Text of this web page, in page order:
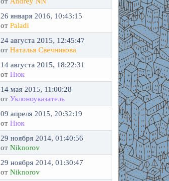
26 января 2016, 10:43:15
отPaladi
24 августа 2015, 12:45:47
отНаталья Свечникова
14 августа 2015, 18:22:31
отНюк
14 мая 2015, 11:00:28
отУклоноуказатель
09 апреля 2015, 20:32:19
отНюк
29 ноября 2014, 01:40:56
отNiknorov
29 ноября 2014, 01:30:47
отNiknorov